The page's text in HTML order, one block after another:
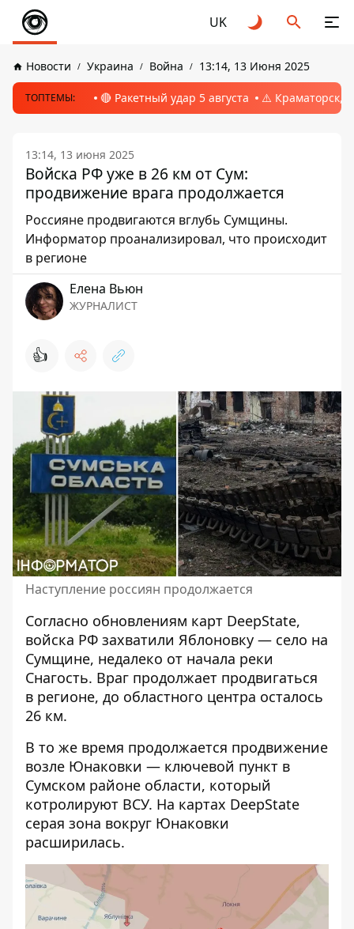
UK
Новости Украина Война 13:14, 13 Июня 2025
ТОПТЕМЫ: 🔴 Ракетный удар 5 августа ⚠️ Краматорск,
13:14, 13 июня 2025
Войска РФ уже в 26 км от Сум:
продвижение врага продолжается
Россияне продвигаются вглубь Сумщины.
Информатор проанализировал, что происходит
в регионе
Елена Вьюн
ЖУРНАЛИСТ
👍
Наступление россиян продолжается
Согласно обновлениям карт DeepState,
войска РФ захватили Яблоновку — село на
Сумщине, недалеко от начала реки
Снагость. Враг продолжает продвигаться
в регионе, до областного центра осталось
26 км.
В то же время продолжается продвижение
возле Юнаковки — ключевой пункт в
Сумском районе области, который
котролируют ВСУ. На картах DeepState
серая зона вокруг Юнаковки
расширилась.